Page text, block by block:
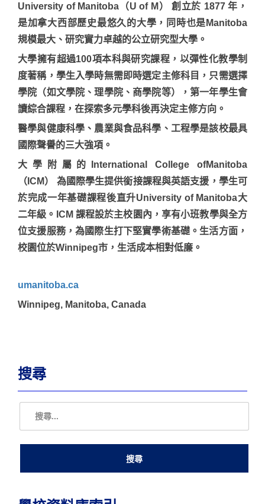
University of Manitoba（U of M） 創立於 1877 年，
是加拿大西部歷史最悠久的大學，同時也是Manitoba
規模最大、研究實力卓越的公立研究型大學。
大學擁有超過100項本科與研究課程，以彈性化教學制
度著稱，學生入學時無需即時選定主修科目，只需選擇
學院（如文學院、理學院、商學院等），第一年學生會
讀綜合課程，在探索多元學科後再決定主修方向。
醫學與健康科學、農業與食品科學、工程學是該校最具
國際聲譽的三大強項。
大學附屬的International College ofManitoba
（ICM） 為國際學生提供銜接課程與英語支援，學生可
於完成一年基礎課程後直升University of Manitoba大
二年級。ICM 課程設於主校園內，享有小班教學與全方
位支援服務，為國際生打下堅實學術基礎。生活方面，
校園位於Winnipeg市，生活成本相對低廉。
umanitoba.ca
Winnipeg, Manitoba, Canada
搜尋